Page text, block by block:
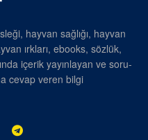
hayvan sağlığı, hayvan
ırkları, ebooks, sözlük,
içerik yayınlayan ve soru-
cevap veren bilgi